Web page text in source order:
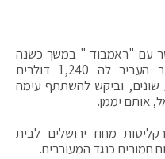
עם "ראמבוד " במשך כשנה
וחצי עד למעצרה. במסגרת הקשר העביר לה 1,240 דולרים
שונים, וביקש להשתתף עימה
אותם יממן.
מחוז ירושלים לבית
חמורים כנגד המעורבים.